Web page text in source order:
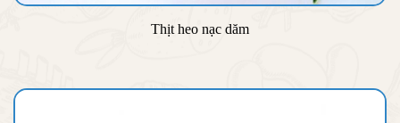
Thịt heo nạc dăm